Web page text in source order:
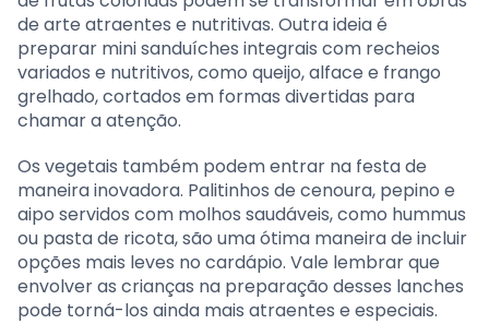
de arte atraentes e nutritivas. Outra ideia é
preparar mini sanduíches integrais com recheios
variados e nutritivos, como queijo, alface e frango
grelhado, cortados em formas divertidas para
chamar a atenção.
Os vegetais também podem entrar na festa de
maneira inovadora. Palitinhos de cenoura, pepino e
aipo servidos com molhos saudáveis, como hummus
ou pasta de ricota, são uma ótima maneira de incluir
opções mais leves no cardápio. Vale lembrar que
envolver as crianças na preparação desses lanches
pode torná-los ainda mais atraentes e especiais.